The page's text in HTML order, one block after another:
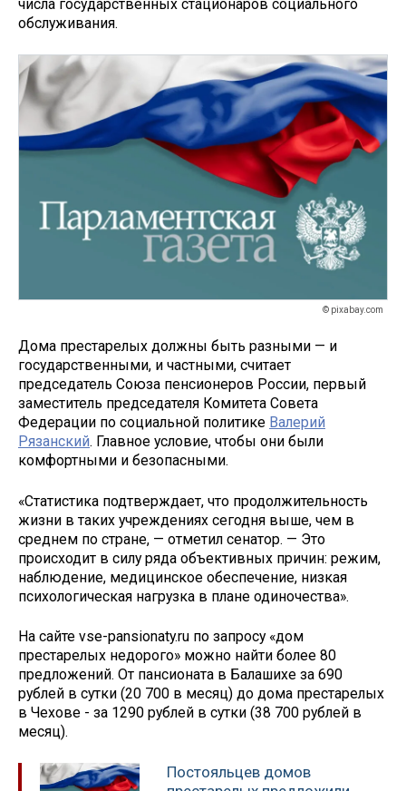
числа государственных стационаров социального
обслуживания.
© pixabay.com
Дома престарелых должны быть разными — и
государственными, и частными, считает
председатель Союза пенсионеров России, первый
заместитель председателя Комитета Совета
Федерации по социальной политике Валерий
Рязанский. Главное условие, чтобы они были
комфортными и безопасными.
«Статистика подтверждает, что продолжительность
жизни в таких учреждениях сегодня выше, чем в
среднем по стране, — отметил сенатор. — Это
происходит в силу ряда объективных причин: режим,
наблюдение, медицинское обеспечение, низкая
психологическая нагрузка в плане одиночества».
На сайте vse-pansionaty.ru по запросу «дом
престарелых недорого» можно найти более 80
предложений. От пансионата в Балашихе за 690
рублей в сутки (20 700 в месяц) до дома престарелых
в Чехове - за 1290 рублей в сутки (38 700 рублей в
месяц).
Постояльцев домов